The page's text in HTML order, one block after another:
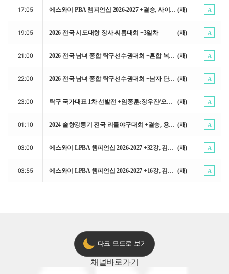
17:05 에스와이 PBA 챔피언십 2026-2027 +결승, 사이그너 : T.응우옌 (재) A
19:05 2026 전국 시도대항 장사 씨름대회 +3일차 (재) A
21:00 2026 전국 남녀 종합 탁구선수권대회 +혼합 복식 결승, 주천희/조승민:신유빈:임종훈 (재) A
22:00 2026 전국 남녀 종합 탁구선수권대회 +남자 단식 결승, 박규현 : 오준성 (재) A
23:00 탁구 국가대표 1차 선발전 +임종훈:장우진/오준성:안재현/전지희:신유빈 (재) A
01:10 2024 솔향강릉기 전국 리틀야구대회 +결승, 용인기흥구 : 충주시 (재) A
03:00 에스와이 LPBA 챔피언십 2026-2027 +32강, 김가영 : 이화연 (재) A
03:55 에스와이 LPBA 챔피언십 2026-2027 +16강, 김가영 : 한슬기 (재) A
다크 모드로 보기
채널바로가기